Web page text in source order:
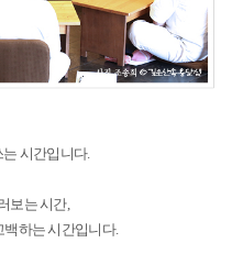
시간입니다.
보는 시간,
백하는 시간입니다.